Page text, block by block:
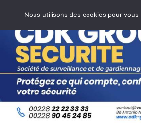
Nous utilisons des cookies pour